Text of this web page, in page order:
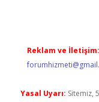
Reklam ve İletişim:
Yasal Uyarı: Sitemiz,